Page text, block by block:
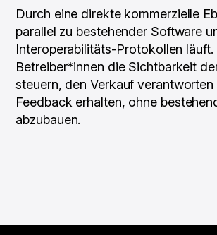
Durch eine direkte kommerzielle
parallel zu bestehender Software
Interoperabilitäts-Protokollen läuft.
Betreiber*innen die Sichtbarkeit
steuern, den Verkauf
Feedback erhalten, ohne
abzubauen.